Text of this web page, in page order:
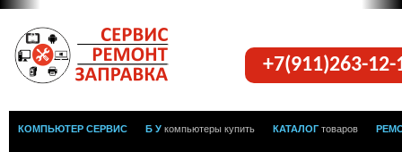
+7(911)263-
КОМПЬЮТЕР СЕРВИС Б У компьютеры купить КАТАЛОГ товаров